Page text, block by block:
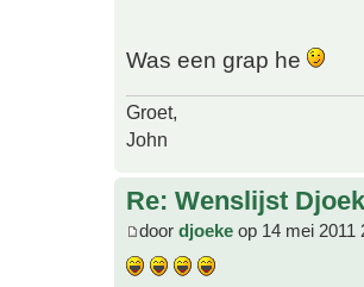
Was een grap he
Groet,
John
Re: Wenslijst
door djoeke op 14 mei 2011